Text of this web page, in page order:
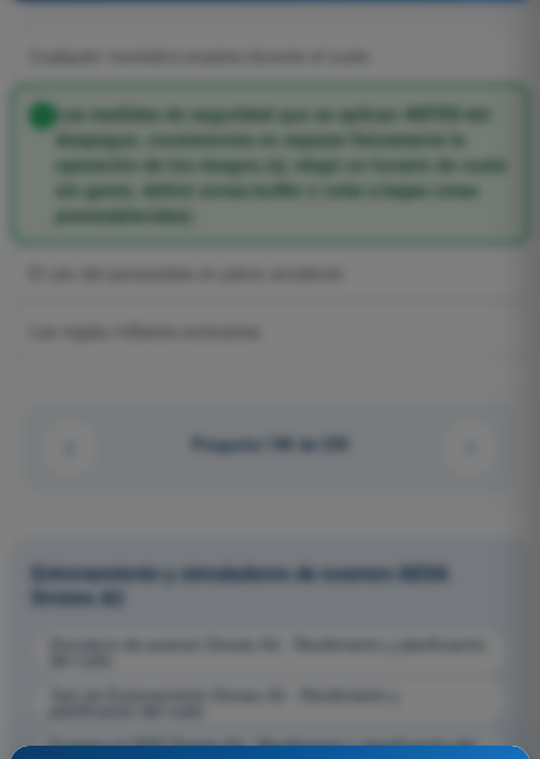
Las medidas de seguridad que se aplican ANTES del
despegue, consistentes en separar físicamente la
operación de los riesgos (ej. elegir un horario de vuelo
sin gente, definir zonas buffer o volar a bajas cotas
preestablecidas)
Pregunta 196 de 255
Entrenamiento y simuladores de examen AESA
Drones A2
Simulacro de examen Drones A2 - Rendimiento y planificación
Test de Entrenamiento Drones A2 - Rendimiento y
Examen en PDF Drones A2 - Rendimiento y planificación del